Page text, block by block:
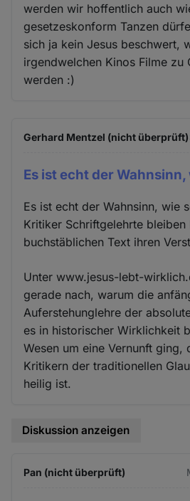
werden wir hoffentlich auch
gesetzeskonform Tanzen
sich ja kein Jesus beschwert,
irgendwelchen Kinos Filme zu
werden :)
Gerhard Mentzel (nicht überprüft)
Es ist echt der Wahnsinn,
Es ist echt der Wahnsinn, wie
Kritiker Schriftgelehrte bleiben
buchstäblichen Text ihren
Unter www.jesus-lebt-
gerade nach, warum die
Auferstehunglehre der
es in historischer Wirklichkeit
Wesen um eine Vernunft ging,
Kritikern der traditionellen
heilig ist.
Diskussion anzeigen
Pan (nicht überprüft)